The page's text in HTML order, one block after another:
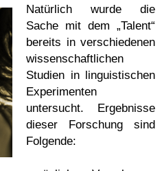
Natürlich wurde die
Sache mit dem „Talent“
bereits in verschiedenen
wissenschaftlichen
Studien in linguistischen
Experimenten
untersucht. Ergebnisse
dieser Forschung sind
Folgende: